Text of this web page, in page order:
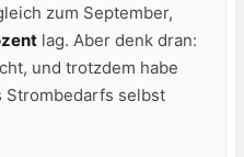
zum September,
lag. Aber denk dran:
und trotzdem habe
Strombedarfs selbst